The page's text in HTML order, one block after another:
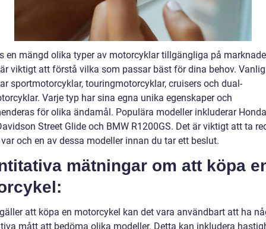
en mängd olika typer av motorcyklar tillgängliga på
viktigt att förstå vilka som passar bäst för dina behov.
sportmotorcyklar, touringmotorcyklar, cruisers och dual-
Varje typ har sina egna unika egenskaper och
för olika ändamål. Populära modeller inkluderar Honda
Street Glide och BMW R1200GS. Det är viktigt att ta
och en av dessa modeller innan du tar ett beslut.
mätningar om att köpa
att köpa en motorcykel kan det vara användbart att ha
mått att bedöma olika modeller. Detta kan inkludera